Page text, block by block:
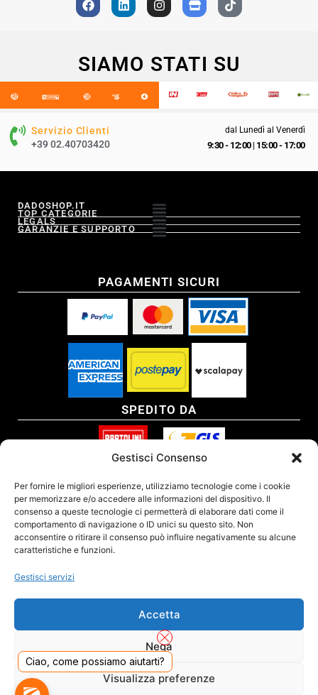
Gestisci Consenso
Per fornire le migliori esperienze, utilizziamo tecnologie come i cookie
per memorizzare e/o accedere alle informazioni del dispositivo. Il
consenso a queste tecnologie ci permetterà di elaborare dati come il
comportamento di navigazione o ID unici su questo sito. Non
acconsentire o ritirare il consenso può influire negativamente su alcune
caratteristiche e funzioni.
Gestisci servizi
Accetta
Nega
Visualizza preferenze
SIAMO STATI SU
Servizio Clienti
+39 02.40703420
dal Lunedì al Venerdì
9:30 - 12:00| 15:00 - 17:00
DADOSHOP.IT
TOP CATEGORIE
LEGALS
GARANZIE E SUPPORTO
PAGAMENTI SICURI
SPEDITO DA
DADO S.R.L. Unipersonale - Viale Enrico Forlanini 23 - 20134 Milano (MI) - Italy
Tel. 02.40703420 - P.Iva/C.F. 02681390809 - Numero REA MI-2640300 - Cap. Soc.
Ciao, come possiamo aiutarti?